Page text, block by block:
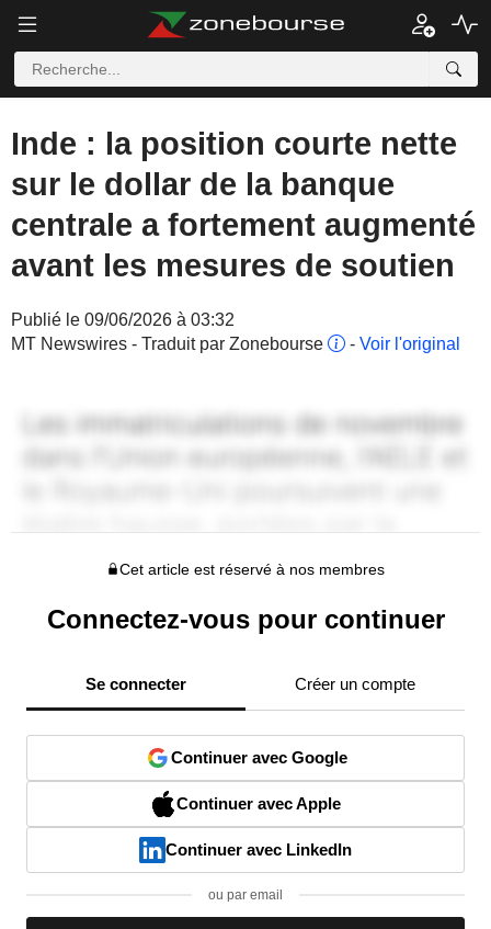
Inde : la position courte nette
sur le dollar de la banque
centrale a fortement augmenté
avant les mesures de soutien
Publié le 09/06/2026 à 03:32
MT Newswires - Traduit par Zonebourse
- Voir l'original
Cet article est réservé à nos membres
Connectez-vous pour continuer
Se connecter Créer un compte
Continuer avec Google
Continuer avec Apple
Continuer avec LinkedIn
ou par email